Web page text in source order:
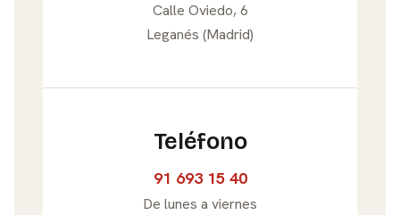
Calle Oviedo, 6
Leganés (Madrid)
Teléfono
91 693 15 40
De lunes a viernes